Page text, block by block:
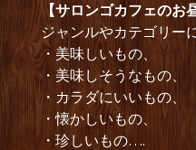
【サロンゴカフェのお
ジャンルやカテゴリー
・美味しいもの、
・美味しそうなもの、
・カラダにいいもの、
・懐かしいもの、
・珍しいもの….